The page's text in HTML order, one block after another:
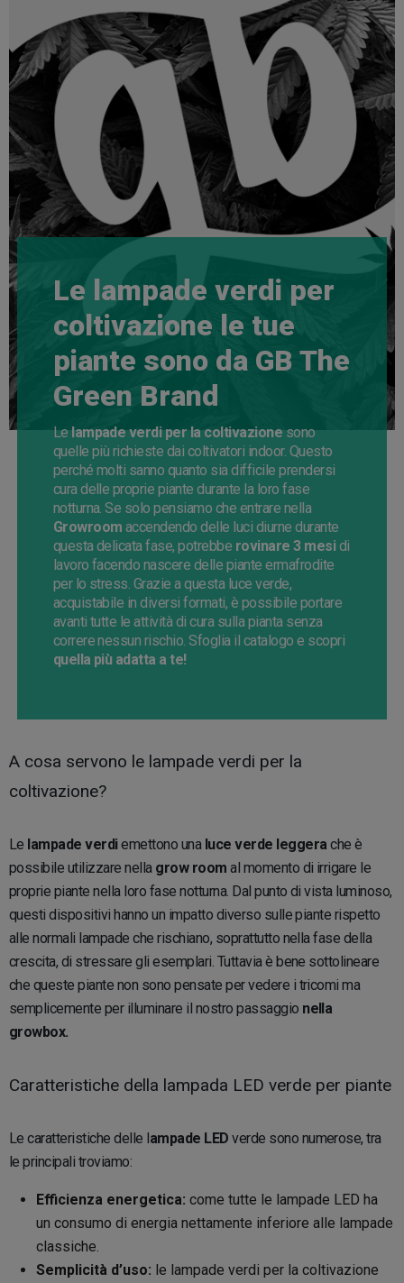
Le lampade verdi per
coltivazione le tue
piante sono da GB The
Green Brand
Le lampade verdi per la coltivazione sono
quelle più richieste dai coltivatori indoor. Questo
perché molti sanno quanto sia difficile prendersi
cura delle proprie piante durante la loro fase
notturna. Se solo pensiamo che entrare nella
Growroom accendendo delle luci diurne durante
questa delicata fase, potrebbe rovinare 3 mesidi
lavoro facendo nascere delle piante ermafrodite
per lo stress. Grazie a questa luce verde,
acquistabile in diversi formati, è possibile portare
avanti tutte le attività di cura sulla pianta senza
correre nessun rischio. Sfoglia il catalogo e scopri
quella più adatta a te!
A cosa servono le lampade verdi per la
coltivazione?
Le lampade verdiemettono una luce verde leggera che è
possibile utilizzare nellagrow room al momento di irrigare le
proprie piante nella loro fase notturna. Dal punto di vista luminoso,
questi dispositivi hanno un impatto diverso sulle piante rispetto
alle normali lampade che rischiano, soprattutto nella fase della
crescita, di stressare gli esemplari. Tuttavia è bene sottolineare
che queste piante non sono pensate per vedere i tricomi ma
semplicemente per illuminare il nostro passaggio nella
growbox.
Caratteristiche della lampada LED verde per piante
Le caratteristiche delle l ampade LED verde sono numerose, tra
le principali troviamo:
Efficienza energetica: come tutte le lampade LED ha
un consumo di energia nettamente inferiore alle lampade
classiche.
Semplicità d’uso: le lampade verdi per la coltivazione